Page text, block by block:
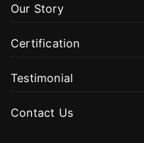
Our Story
Certification
Testimonial
Contact Us